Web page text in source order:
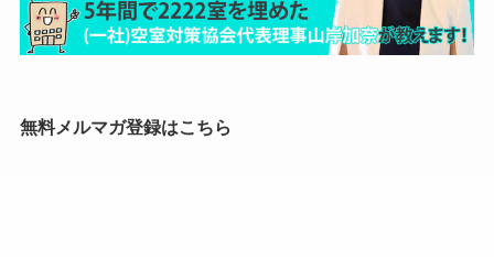
無料メルマガ登録はこちら